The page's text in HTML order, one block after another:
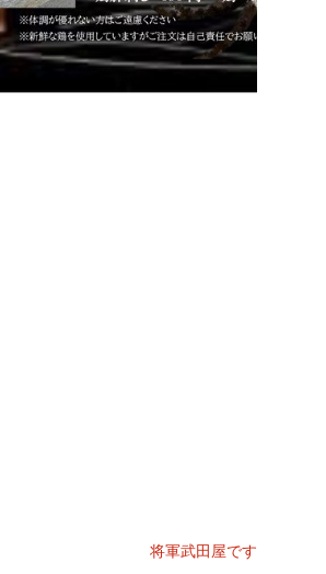
将軍武田屋です